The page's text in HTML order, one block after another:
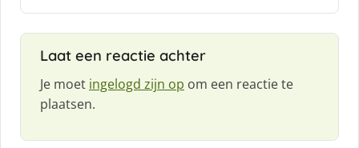
:
Laat een reactie achter
Je moet ingelogd zijn op om een reactie te
plaatsen.